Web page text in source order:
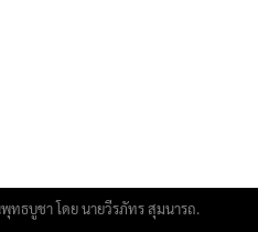
ธบูชา โดย นายวีรภัทร สุมนารถ.